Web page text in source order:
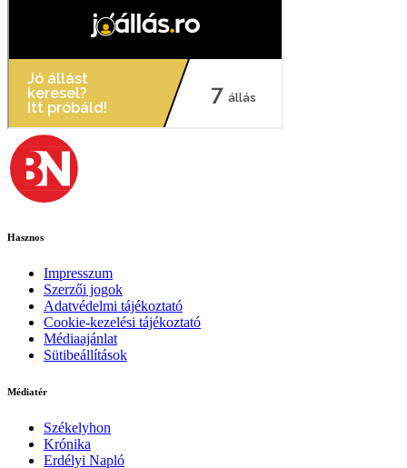
Hasznos
Impresszum
Szerzői jogok
Adatvédelmi tájékoztató
Cookie-kezelési tájékoztató
Médiaajánlat
Sütibeállítások
Médiatér
Székelyhon
Krónika
Erdélyi Napló